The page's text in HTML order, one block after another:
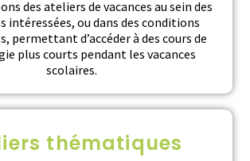
des ateliers de vacances au sein des
intéressées, ou dans des conditions
permettant d’accéder à des cours de
plus courts pendant les vacances
scolaires.
thématiques